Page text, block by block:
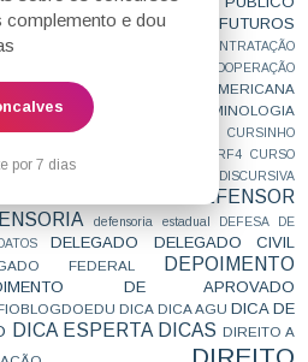
e dou
por 7 dias
CONCURSOS FUTUROS
NÍVEL HARD
CONTRATAÇÃO
COOPERAÇÃO
CORTE INTERAMERICANA
CPI
CRIMINOLOGIA
CTB CURSINHO
CURSO ESTUDO DE CASO - TRF4
CURSO
A SUBJETIVA
CURSO PROVA DISCURSIVA
DEFENSOR
defensoria estadual
DEFESA DE
DELEGADO DELEGADO CIVIL
FEDERAL DEPOIMENTO
DE APROVADO
DICA DICA AGU DICA DE
DICA ESPERTA DICAS DIREITO A